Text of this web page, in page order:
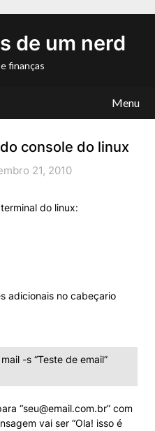
de um nerd
finanças
Menu
console do linux
21, 2010
do linux:
adicionais no cabeçario
-s “Teste de email”
“seu@email.com.br” com
vai ser “Ola! isso é